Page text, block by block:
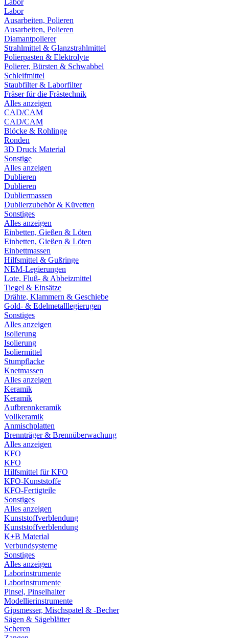
Labor
Labor
Ausarbeiten, Polieren
Ausarbeiten, Polieren
Diamantpolierer
Strahlmittel & Glanzstrahlmittel
Polierpasten & Elektrolyte
Polierer, Bürsten & Schwabbel
Schleifmittel
Staubfilter & Laborfilter
Fräser für die Frästechnik
Alles anzeigen
CAD/CAM
CAD/CAM
Blöcke & Rohlinge
Ronden
3D Druck Material
Sonstige
Alles anzeigen
Dublieren
Dublieren
Dubliermassen
Dublierzubehör & Küvetten
Sonstiges
Alles anzeigen
Einbetten, Gießen & Löten
Einbetten, Gießen & Löten
Einbettmassen
Hilfsmittel & Gußringe
NEM-Legierungen
Lote, Fluß- & Abbeizmittel
Tiegel & Einsätze
Drähte, Klammern & Geschiebe
Gold- & Edelmetalllegierugen
Sonstiges
Alles anzeigen
Isolierung
Isolierung
Isoliermittel
Stumpflacke
Knetmassen
Alles anzeigen
Keramik
Keramik
Aufbrennkeramik
Vollkeramik
Anmischplatten
Brennträger & Brennüberwachung
Alles anzeigen
KFO
KFO
Hilfsmittel für KFO
KFO-Kunststoffe
KFO-Fertigteile
Sonstiges
Alles anzeigen
Kunststoffverblendung
Kunststoffverblendung
K+B Material
Verbundsysteme
Sonstiges
Alles anzeigen
Laborinstrumente
Laborinstrumente
Pinsel, Pinselhalter
Modellierinstrumente
Gipsmesser, Mischspatel & -Becher
Sägen & Sägeblätter
Scheren